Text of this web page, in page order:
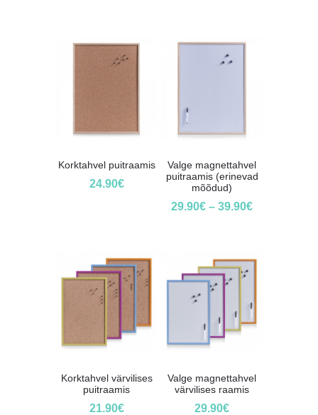
Korktahvel puitraamis
24.90€
Valge magnettahvel
puitraamis (erinevad
mõõdud)
29.90€ –39.90€
Korktahvel värvilises
puitraamis
21.90€
Valge magnettahvel
värvilises raamis
29.90€